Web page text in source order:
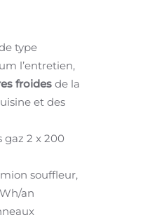
type
l’entretien,
froides de la
et des
gaz 2 x 200
souffleur,
an